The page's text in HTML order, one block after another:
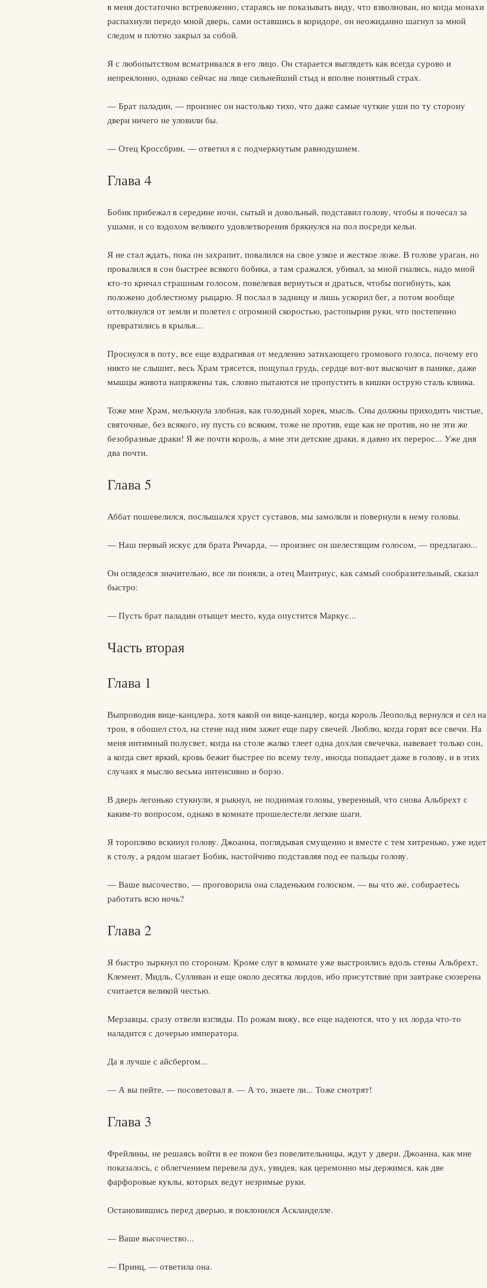
в меня достаточно встревоженно, стараясь не показывать виду, что взволнован, но когда монахи
распахнули передо мной дверь, сами оставшись в коридоре, он неожиданно шагнул за мной
следом и плотно закрыл за собой.
Я с любопытством всматривался в его лицо. Он старается выглядеть как всегда сурово и
непреклонно, однако сейчас на лице сильнейший стыд и вполне понятный страх.
— Брат паладин, — произнес он настолько тихо, что даже самые чуткие уши по ту сторону
двери ничего не уловили бы.
— Отец Кроссбрин, — ответил я с подчеркнутым равнодушием.
Глава 4
Бобик прибежал в середине ночи, сытый и довольный, подставил голову, чтобы я почесал за
ушами, и со вздохом великого удовлетворения брякнулся на пол посреди кельи.
Я не стал ждать, пока он захрапит, повалился на свое узкое и жесткое ложе. В голове ураган, но
провалился в сон быстрее всякого бобика, а там сражался, убивал, за мной гнались, надо мной
кто-то кричал страшным голосом, повелевая вернуться и драться, чтобы погибнуть, как
положено доблестному рыцарю. Я послал в задницу и лишь ускорил бег, а потом вообще
оттолкнулся от земли и полетел с огромной скоростью, растопырив руки, что постепенно
превратились в крылья...
Проснулся в поту, все еще вздрагивая от медленно затихающего громового голоса, почему его
никто не слышит, весь Храм трясется, пощупал грудь, сердце вот-вот выскочит в панике, даже
мышцы живота напряжены так, словно пытаются не пропустить в кишки острую сталь клинка.
Тоже мне Храм, мелькнула злобная, как голодный хорек, мысль. Сны должны приходить чистые,
святочные, без всякого, ну пусть со всяким, тоже не против, еще как не против, но не эти же
безобразные драки! Я же почти король, а мне эти детские драки, я давно их перерос... Уже дня
два почти.
Глава 5
Аббат пошевелился, послышался хруст суставов, мы замолкли и повернули к нему головы.
— Наш первый искус для брата Ричарда, — произнес он шелестящим голосом, — предлагаю...
Он огляделся значительно, все ли поняли, а отец Мантриус, как самый сообразительный, сказал
быстро:
— Пусть брат паладин отыщет место, куда опустится Маркус...
Часть вторая
Глава 1
Выпроводив вице-канцлера, хотя какой он вице-канцлер, когда король Леопольд вернулся и сел на
трон, я обошел стол, на стене над ним зажег еще пару свечей. Люблю, когда горят все свечи. На
меня интимный полусвет, когда на столе жалко тлеет одна дохлая свечечка, навевает только сон,
а когда свет яркий, кровь бежит быстрее по всему телу, иногда попадает даже в голову, и в этих
случаях я мыслю весьма интенсивно и борзо.
В дверь легонько стукнули, я рыкнул, не поднимая головы, уверенный, что снова Альбрехт с
каким-то вопросом, однако в комнате прошелестели легкие шаги.
Я торопливо вскинул голову. Джоанна, поглядывая смущенно и вместе с тем хитренько, уже идет
к столу, а рядом шагает Бобик, настойчиво подставляя под ее пальцы голову.
— Ваше высочество, — проговорила она сладеньким голоском, — вы что же, собираетесь
работать всю ночь?
Глава 2
Я быстро зыркнул по сторонам. Кроме слуг в комнате уже выстроились вдоль стены Альбрехт,
Клемент, Мидль, Сулливан и еще около десятка лордов, ибо присутствие при завтраке сюзерена
считается великой честью.
Мерзавцы, сразу отвели взгляды. По рожам вижу, все еще надеются, что у их лорда что-то
наладится с дочерью императора.
Да я лучше с айсбергом...
— А вы пейте, — посоветовал я. — А то, знаете ли... Тоже смотрят!
Глава 3
Фрейлины, не решаясь войти в ее покои без повелительницы, ждут у двери. Джоанна, как мне
показалось, с облегчением перевела дух, увидев, как церемонно мы держимся, как две
фарфоровые куклы, которых ведут незримые руки.
Остановившись перед дверью, я поклонился Аскланделле.
— Ваше высочество...
— Принц, — ответила она.